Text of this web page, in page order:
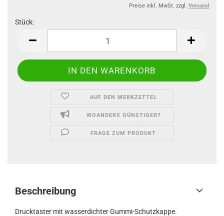
Preise inkl. MwSt. zzgl. Versand
Stück:
AUF DEN MERKZETTEL
WOANDERS GÜNSTIGER?
FRAGE ZUM PRODUKT
Beschreibung
Drucktaster mit wasserdichter Gummi-Schutzkappe.